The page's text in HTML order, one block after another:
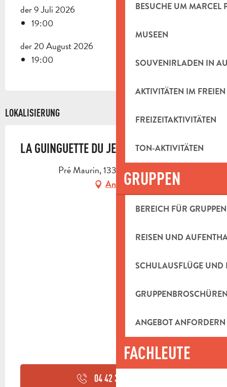
BESUCHE UM MARCEL
MUSEEN
SOUVENIRLADEN IN
AKTIVITÄTEN IM FREIEN
FREIZEITAKTIVITÄTEN
TON-AKTIVITÄTEN
GRUPPEN
BEREICH FÜR GRUPPEN
REISEN UND
SCHULAUSFLÜGE UND
ANGEBOT ANFORDERN
FACHLEUTE
der 9 Juli 2026
19:00
der 20 August 2026
19:00
LOKALISIERUNG
LA GUINGUETTE DU JEUDI
Pré Maurin, 13360 Roquevaire
Anfahrt
04 42 32 91